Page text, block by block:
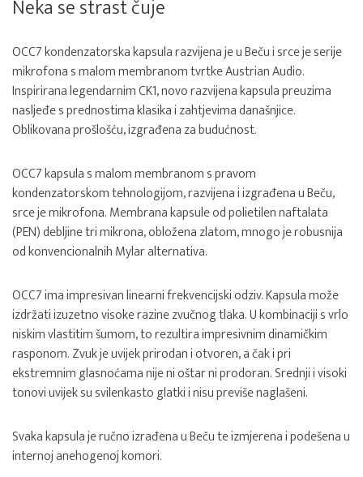
Neka se strast čuje
OCC7 kondenzatorska kapsula razvijena je u Beču i srce je serije
mikrofona s malom membranom tvrtke Austrian Audio.
Inspirirana legendarnim CK1, novo razvijena kapsula preuzima
nasljeđe s prednostima klasika i zahtjevima današnjice.
Oblikovana prošlošću, izgrađena za budućnost.
OCC7 kapsula s malom membranom s pravom
kondenzatorskom tehnologijom, razvijena i izgrađena u Beču,
srce je mikrofona. Membrana kapsule od polietilen naftalata
(PEN) debljine tri mikrona, obložena zlatom, mnogo je robusnija
od konvencionalnih Mylar alternativa.
OCC7 ima impresivan linearni frekvencijski odziv. Kapsula može
izdržati izuzetno visoke razine zvučnog tlaka. U kombinaciji s vrlo
niskim vlastitim šumom, to rezultira impresivnim dinamičkim
rasponom. Zvuk je uvijek prirodan i otvoren, a čak i pri
ekstremnim glasnoćama nije ni oštar ni prodoran. Srednji i visoki
tonovi uvijek su svilenkasto glatki i nisu previše naglašeni.
Svaka kapsula je ručno izrađena u Beču te izmjerena i podešena u
internoj anehogenoj komori.